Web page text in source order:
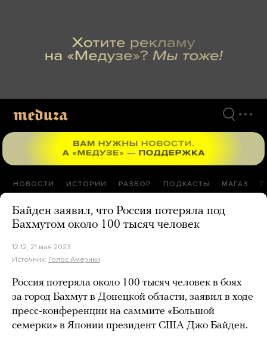
НОВОСТИ ИСТОРИИ РАЗБОР ПОДКАСТЫ МАГАЗ
Байден заявил, что Россия потеряла под
Бахмутом около 100 тысяч человек
12:12, 21 мая 2023
Источник: Голос Америки
Россия потеряла около 100 тысяч человек в боях
за город Бахмут в Донецкой области, заявил в ходе
пресс-конференции на саммите «Большой
семерки» в Японии президент США Джо Байден.